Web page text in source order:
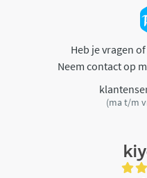
Heb je vragen
Neem contact op
(ma t/m